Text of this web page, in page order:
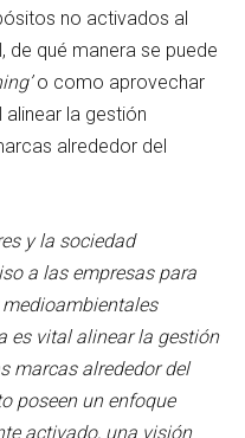
no activados al
de qué manera se puede
o como aprovechar
alinear la gestión
alrededor del
y la sociedad
a las empresas para
es vital alinear la gestión
marcas alrededor del
poseen un enfoque
activado, una visión